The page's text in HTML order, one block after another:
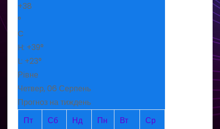
+38
°
C
H: +39°
L: +23°
Рівне
Четвер, 06 Серпень
Прогноз на тиждень
Пт
Сб Нд Пн Вт Ср